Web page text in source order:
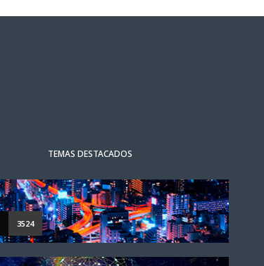
NOTICIAS DESTACADAS
TEMAS DESTACADOS
3524